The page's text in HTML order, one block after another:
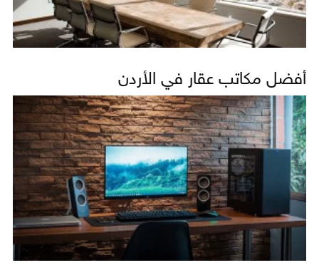
أفضل مكاتب عقار في الأردن